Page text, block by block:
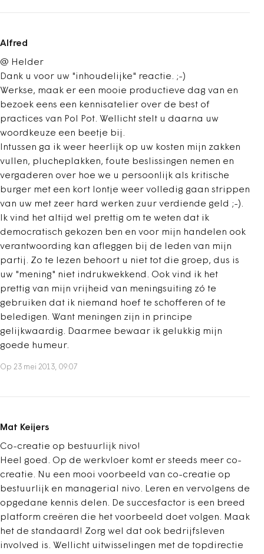
Alfred
@ Helder
Dank u voor uw "inhoudelijke" reactie. ;-)
Werkse, maak er een mooie productieve dag van en
bezoek eens een kennisatelier over de best of
practices van Pol Pot. Wellicht stelt u daarna uw
woordkeuze een beetje bij.
Intussen ga ik weer heerlijk op uw kosten mijn zakken
vullen, plucheplakken, foute beslissingen nemen en
vergaderen over hoe we u persoonlijk als kritische
burger met een kort lontje weer volledig gaan strippen
van uw met zeer hard werken zuur verdiende geld ;-).
Ik vind het altijd wel prettig om te weten dat ik
democratisch gekozen ben en voor mijn handelen ook
verantwoording kan afleggen bij de leden van mijn
partij. Zo te lezen behoort u niet tot die groep, dus is
uw "mening" niet indrukwekkend. Ook vind ik het
prettig van mijn vrijheid van meningsuiting zó te
gebruiken dat ik niemand hoef te schofferen of te
beledigen. Want meningen zijn in principe
gelijkwaardig. Daarmee bewaar ik gelukkig mijn
goede humeur.
Op 23 mei 2013, 09:07
Mat Keijers
Co-creatie op bestuurlijk nivo!
Heel goed. Op de werkvloer komt er steeds meer co-
creatie. Nu een mooi voorbeeld van co-creatie op
bestuurlijk en managerial nivo. Leren en vervolgens de
opgedane kennis delen. De succesfactor is een breed
platform creëren die het voorbeeld doet volgen. Maak
het de standaard! Zorg wel dat ook bedrijfsleven
involved is. Wellicht uitwisselingen met de topdirectie